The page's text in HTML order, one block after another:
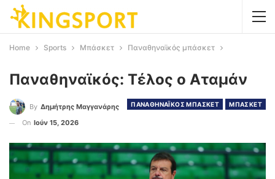
Home Sports Μπάσκετ Παναθηναϊκός μπάσκετ
Παναθηναϊκός: Τέλος ο Αταμάν
ΠΑΝΑΘΗΝΑΪΚΟΣ ΜΠΑΣΚΕΤ ΜΠΑΣΚΕΤ
By Δημήτρης Μαγγανάρης
On Ιούν 15, 2026